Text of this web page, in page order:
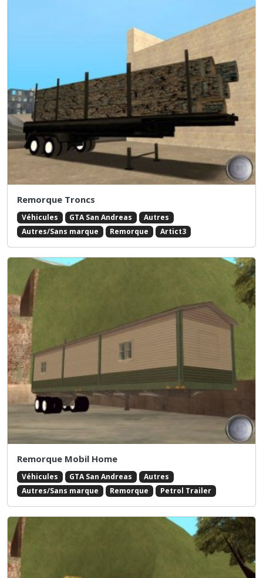
Remorque Troncs
Véhicules GTA San Andreas
Autres
Autres/Sans marque
Remorque Artict3
Remorque Mobil Home
Véhicules GTA San Andreas
Autres
Autres/Sans marque
Remorque Petrol Trailer